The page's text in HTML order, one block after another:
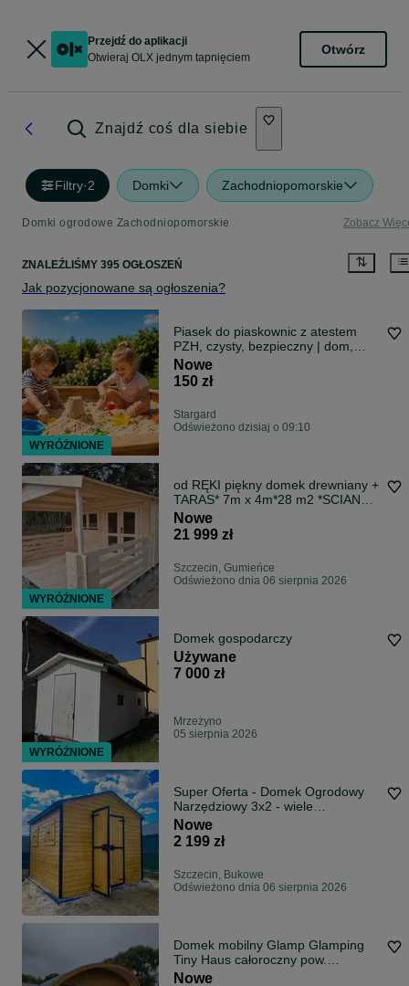
Przejdź do aplikacji
Otwieraj OLX jednym tapnięciem
Otwórz
Znajdź coś dla siebie
Filtry·2 Domki Zachodniopomorskie
Domki ogrodowe Zachodniopomorskie Zobacz
ZNALEŹLIŚMY 395 OGŁOSZEŃ
Jak pozycjonowane są ogłoszenia?
Piasek do piaskownic z atestem
PZH, czysty, bezpieczny | dom,
żłobek, przedszkole | możliwość
zakupu w workach | KRUSZYWA
SZCZECIN - kamienie ozdobne
Nowe
150 zł
Stargard
Odświeżono dzisiaj o 09:10
od RĘKI piękny domek drewniany +
TARAS* 7m x 4m*28 m2 *SCIANY
aż 45 mm
Nowe
21 999 zł
Szczecin, Gumieńce
Odświeżono dnia 06 sierpnia 2026
Domek gospodarczy
Używane
7 000 zł
Mrzeżyno
05 sierpnia 2026
Super Oferta - Domek Ogrodowy
Narzędziowy 3x2 - wiele
zastosowań
Nowe
2 199 zł
Szczecin, Bukowe
Odświeżono dnia 06 sierpnia 2026
Domek mobilny Glamp Glamping
Tiny Haus całoroczny pow.
użytkowa 18.6 m2
Nowe
WYRÓŻNIONE
WYRÓŻNIONE
WYRÓŻNIONE